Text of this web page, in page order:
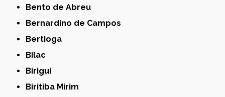
Bento de Abreu
Bernardino de Campos
Bertioga
Bilac
Birigui
Biritiba Mirim